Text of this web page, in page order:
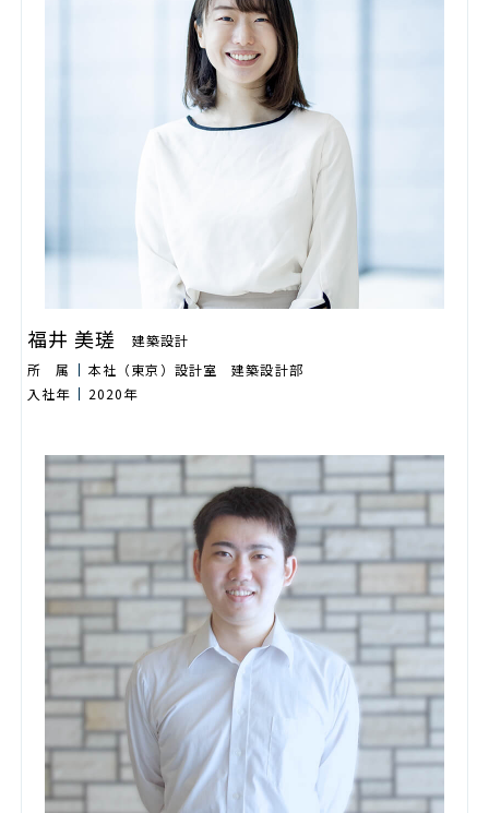
福井 美瑳
建築設計
所 属
本社（東京）設計室 建築設計部
入社年
2020年